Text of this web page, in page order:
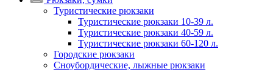
Туристические рюкзаки
Туристические рюкзаки 10-39 л.
Туристические рюкзаки 40-59 л.
Туристические рюкзаки 60-120 л.
Городские рюкзаки
Сноубордические, лыжные рюкзаки